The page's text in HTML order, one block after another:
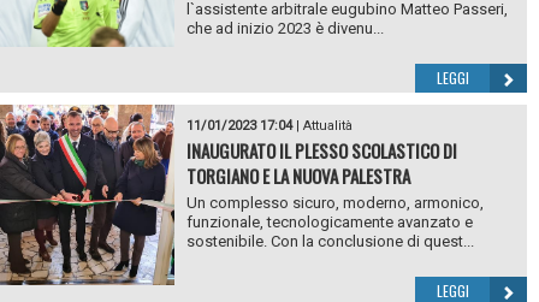
l`assistente arbitrale eugubino Matteo Passeri,
che ad inizio 2023 è divenu...
LEGGI
11/01/2023 17:04| Attualità
INAUGURATO IL PLESSO SCOLASTICO DI
TORGIANO E LA NUOVA PALESTRA
Un complesso sicuro, moderno, armonico,
funzionale, tecnologicamente avanzato e
sostenibile. Con la conclusione di quest...
LEGGI